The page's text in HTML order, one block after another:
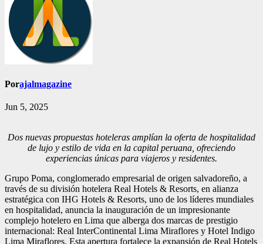
Porajalmagazine
Jun 5, 2025
Dos nuevas propuestas hoteleras amplían la oferta de hospitalidad
de lujo y estilo de vida en la capital peruana, ofreciendo
experiencias únicas para viajeros y residentes.
Grupo Poma, conglomerado empresarial de origen salvadoreño, a
través de su división hotelera Real Hotels & Resorts, en alianza
estratégica con IHG Hotels & Resorts, uno de los líderes mundiales
en hospitalidad, anuncia la inauguración de un impresionante
complejo hotelero en Lima que alberga dos marcas de prestigio
internacional: Real InterContinental Lima Miraflores y Hotel Indigo
Lima Miraflores. Esta apertura fortalece la expansión de Real Hotels